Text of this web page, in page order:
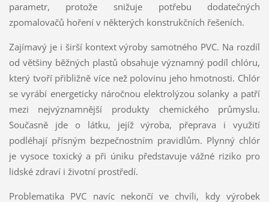
parametr, protože snižuje potřebu dodatečných
zpomalovačů hoření v některých konstrukčních řešeních.
Zajímavý je i širší kontext výroby samotného PVC. Na rozdíl
od většiny běžných plastů obsahuje významný podíl chlóru,
který tvoří přibližně více než polovinu jeho hmotnosti. Chlór
se vyrábí energeticky náročnou elektrolýzou solanky a patří
mezi nejvýznamnější produkty chemického průmyslu.
Současně jde o látku, jejíž výroba, přeprava i využití
podléhají přísným bezpečnostním pravidlům. Plynný chlór
je vysoce toxický a při úniku představuje vážné riziko pro
lidské zdraví i životní prostředí.
Problematika PVC navíc nekončí ve chvíli, kdy výrobek